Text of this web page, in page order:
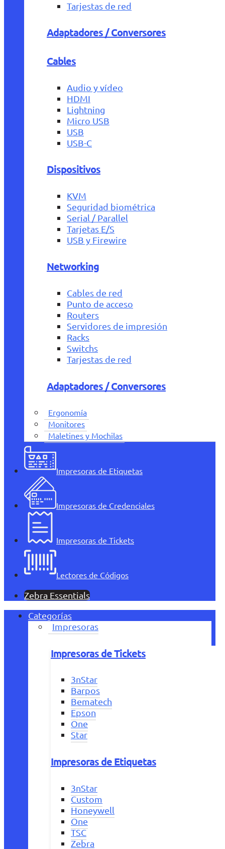
Tarjestas de red
Adaptadores / Conversores
Cables
Audio y vídeo
HDMI
Lightning
Micro USB
USB
USB-C
Dispositivos
KVM
Seguridad biométrica
Serial / Parallel
Tarjetas E/S
USB y Firewire
Networking
Cables de red
Punto de acceso
Routers
Servidores de impresión
Racks
Switchs
Tarjestas de red
Adaptadores / Conversores
Ergonomía
Monitores
Maletines y Mochilas
Impresoras de Etiquetas
Impresoras de Credenciales
Impresoras de Tickets
Lectores de Códigos
Zebra Essentials
Categorías
Impresoras
Impresoras de Tickets
3nStar
Barpos
Bematech
Epson
One
Star
Impresoras de Etiquetas
3nStar
Custom
Honeywell
One
TSC
Zebra